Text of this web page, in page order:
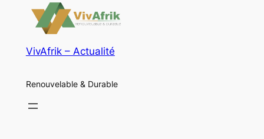
VivAfrik – Actualité
Renouvelable & Durable